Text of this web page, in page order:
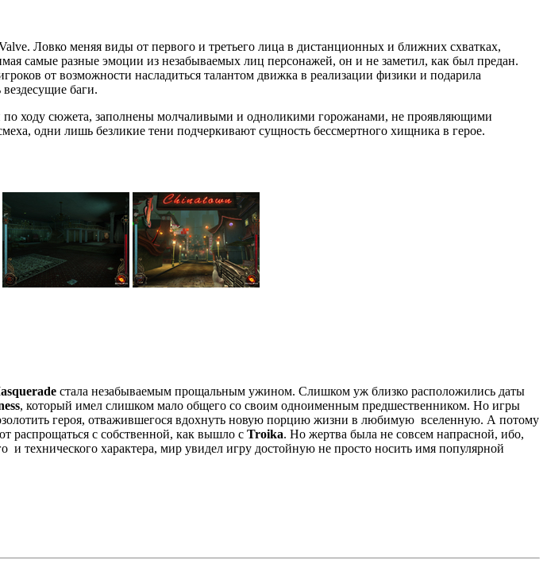
Ловко меняя виды от первого и третьего лица в дистанционных и ближних схватках,
самые разные эмоции из незабываемых лиц персонажей, он и не заметил, как был предан.
от возможности насладиться талантом движка в реализации физики и подарила
баги.
ходу сюжета, заполнены молчаливыми и одноликими горожанами, не проявляющими
одни лишь безликие тени подчеркивают сущность бессмертного хищника в герое.
стала незабываемым прощальным ужином. Слишком уж близко расположились даты
, который имел слишком мало общего со своим одноименным предшественником. Но игры
героя, отважившегося вдохнуть новую порцию жизни в любимую вселенную. А потому
распрощаться с собственной, как вышло с Troika. Но жертва была не совсем напрасной, ибо,
и технического характера, мир увидел игру достойную не просто носить имя популярной